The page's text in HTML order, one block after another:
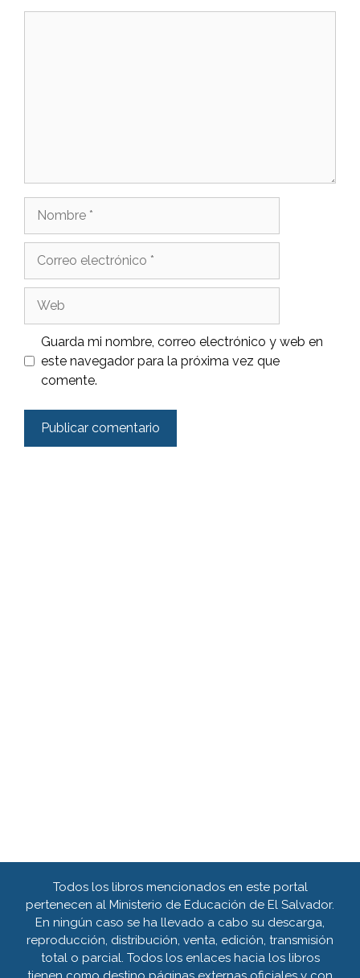
electrónico
Guarda mi nombre, correo electrónico y web en
este navegador para la próxima vez que
comente.
Todos los libros mencionados en este portal
pertenecen al Ministerio de Educación de El Salvador.
En ningún caso se ha llevado a cabo su descarga,
reproducción, distribución, venta, edición, transmisión
total o parcial. Todos los enlaces hacia los libros